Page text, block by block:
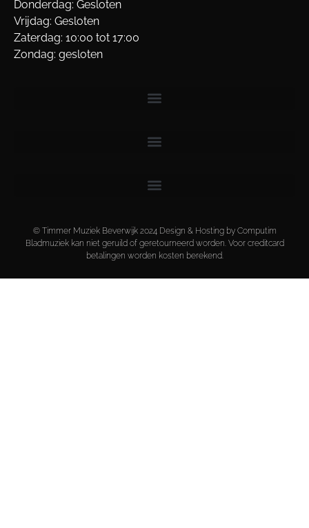
Donderdag: Gesloten
Vrijdag: Gesloten
Zaterdag: 10:00 tot 17:00
Zondag: gesloten
© Timmer Muziek Beverwijk 2024 Design & Hosting by Computim
Bladmuziek kan niet geruild of geretourneerd worden. Voor creditcard
betalingen worden kosten berekend.